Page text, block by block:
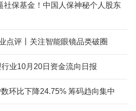
社保基金！中国人保神秘个人股东
点评丨关注智能眼镜品类破圈
业10月20日资金流向日报
环比下降24.75% 筹码趋向集中